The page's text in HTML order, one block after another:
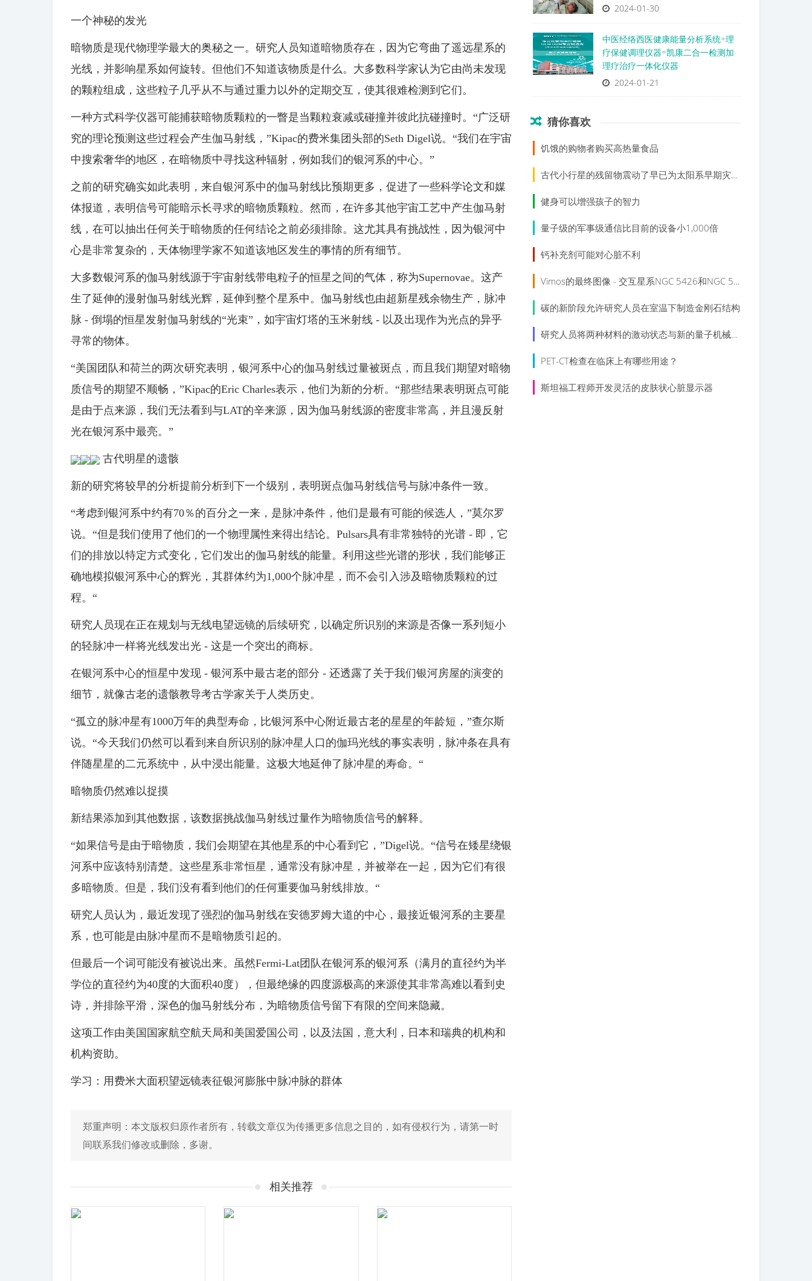
一个神秘的发光
暗物质是现代物理学最大的奥秘之一。研究人员知道暗物质存在，因为它弯曲了遥远星系的
光线，并影响星系如何旋转。但他们不知道该物质是什么。大多数科学家认为它由尚未发现
的颗粒组成，这些粒子几乎从不与通过重力以外的定期交互，使其很难检测到它们。
一种方式科学仪器可能捕获暗物质颗粒的一瞥是当颗粒衰减或碰撞并彼此抗碰撞时。“广泛研
究的理论预测这些过程会产生伽马射线，”Kipac的费米集团头部的Seth Digel说。“我们在宇宙
中搜索奢华的地区，在暗物质中寻找这种辐射，例如我们的银河系的中心。”
之前的研究确实如此表明，来自银河系中的伽马射线比预期更多，促进了一些科学论文和媒
体报道，表明信号可能暗示长寻求的暗物质颗粒。然而，在许多其他宇宙工艺中产生伽马射
线，在可以抽出任何关于暗物质的任何结论之前必须排除。这尤其具有挑战性，因为银河中
心是非常复杂的，天体物理学家不知道该地区发生的事情的所有细节。
大多数银河系的伽马射线源于宇宙射线带电粒子的恒星之间的气体，称为Supernovae。这产
生了延伸的漫射伽马射线光辉，延伸到整个星系中。伽马射线也由超新星残余物生产，脉冲
脉 - 倒塌的恒星发射伽马射线的“光束”，如宇宙灯塔的玉米射线 - 以及出现作为光点的异乎
寻常的物体。
“美国团队和荷兰的两次研究表明，银河系中心的伽马射线过量被斑点，而且我们期望对暗物
质信号的期望不顺畅，”Kipac的Eric Charles表示，他们为新的分析。“那些结果表明斑点可能
是由于点来源，我们无法看到与LAT的辛来源，因为伽马射线源的密度非常高，并且漫反射
光在银河系中最亮。”
古代明星的遗骸
新的研究将较早的分析提前分析到下一个级别，表明斑点伽马射线信号与脉冲条件一致。
“考虑到银河系中约有70％的百分之一来，是脉冲条件，他们是最有可能的候选人，”莫尔罗
说。“但是我们使用了他们的一个物理属性来得出结论。Pulsars具有非常独特的光谱 - 即，它
们的排放以特定方式变化，它们发出的伽马射线的能量。利用这些光谱的形状，我们能够正
确地模拟银河系中心的辉光，其群体约为1,000个脉冲星，而不会引入涉及暗物质颗粒的过
程。“
研究人员现在正在规划与无线电望远镜的后续研究，以确定所识别的来源是否像一系列短小
的轻脉冲一样将光线发出光 - 这是一个突出的商标。
在银河系中心的恒星中发现 - 银河系中最古老的部分 - 还透露了关于我们银河房屋的演变的
细节，就像古老的遗骸教导考古学家关于人类历史。
“孤立的脉冲星有1000万年的典型寿命，比银河系中心附近最古老的星星的年龄短，”查尔斯
说。“今天我们仍然可以看到来自所识别的脉冲星人口的伽玛光线的事实表明，脉冲条在具有
伴随星星的二元系统中，从中浸出能量。这极大地延伸了脉冲星的寿命。“
暗物质仍然难以捉摸
新结果添加到其他数据，该数据挑战伽马射线过量作为暗物质信号的解释。
“如果信号是由于暗物质，我们会期望在其他星系的中心看到它，”Digel说。“信号在矮星绕银
河系中应该特别清楚。这些星系非常恒星，通常没有脉冲星，并被举在一起，因为它们有很
多暗物质。但是，我们没有看到他们的任何重要伽马射线排放。“
研究人员认为，最近发现了强烈的伽马射线在安德罗姆大道的中心，最接近银河系的主要星
系，也可能是由脉冲星而不是暗物质引起的。
但最后一个词可能没有被说出来。虽然Fermi-Lat团队在银河系的银河系（满月的直径约为半
学位的直径约为40度的大面积40度），但最绝缘的四度源极高的来源使其非常高难以看到史
诗，并排除平滑，深色的伽马射线分布，为暗物质信号留下有限的空间来隐藏。
这项工作由美国国家航空航天局和美国爱国公司，以及法国，意大利，日本和瑞典的机构和
机构资助。
学习：用费米大面积望远镜表征银河膨胀中脉冲脉的群体
郑重声明：本文版权归原作者所有，转载文章仅为传播更多信息之目的，如有侵权行为，请第一时
间联系我们修改或删除，多谢。
相关推荐
2024-01-30
中医经络西医健康能量分析系统+理
疗保健调理仪器=凯康二合一检测加
理疗治疗一体化仪器
2024-01-21
猜你喜欢
饥饿的购物者购买高热量食品
古代小行星的残留物震动了早已为太阳系早期灾难性事件接受的时间表
健身可以增强孩子的智力
量子级的军事级通信比目前的设备小1,000倍
钙补充剂可能对心脏不利
Vimos的最终图像 - 交互星系NGC 5426和NGC 5427
碳的新阶段允许研究人员在室温下制造金刚石结构
研究人员将两种材料的激动状态与新的量子机械状态相结合
PET-CT检查在临床上有哪些用途？
斯坦福工程师开发灵活的皮肤状心脏显示器